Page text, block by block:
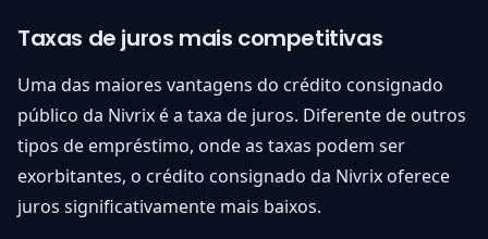
Taxas de juros mais competitivas
Uma das maiores vantagens do crédito consignado
público da Nivrix é a taxa de juros. Diferente de outros
tipos de empréstimo, onde as taxas podem ser
exorbitantes, o crédito consignado da Nivrix oferece
juros significativamente mais baixos.